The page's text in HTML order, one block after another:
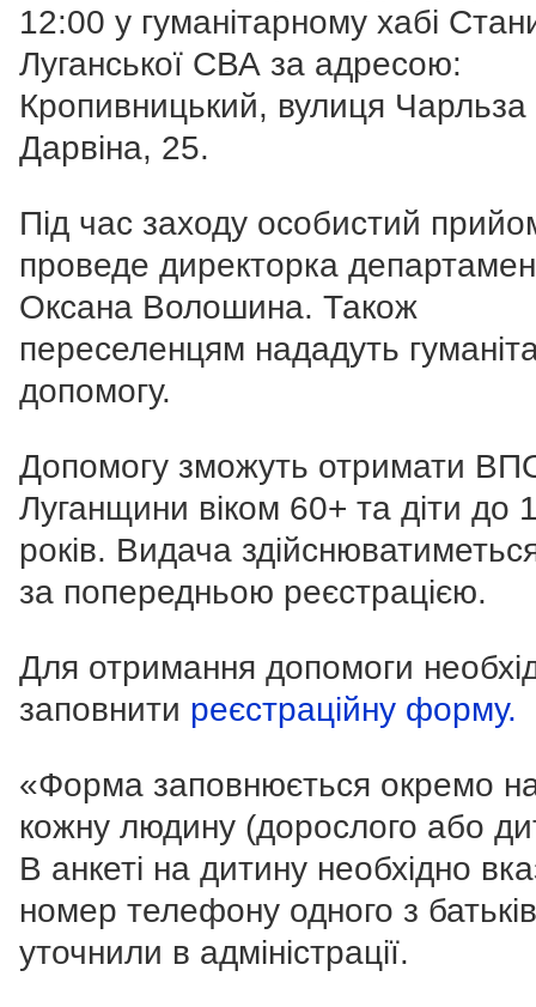
12:00 у гуманітарному хабі
Луганської СВА за адресою:
Кропивницький, вулиця Чарльза
Дарвіна, 25.
Під час заходу особистий
проведе директорка
Оксана Волошина. Також
переселенцям нададуть
допомогу.
Допомогу зможуть отримати
Луганщини віком 60+ та діти до
років. Видача
за попередньою реєстрацією.
Для отримання допомоги
заповнити реєстраційну форму.
«Форма заповнюється окремо
кожну людину (дорослого або
В анкеті на дитину необхідно
номер телефону одного з
уточнили в адміністрації.